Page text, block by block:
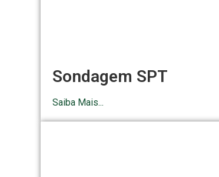
Sondagem SPT
Saiba Mais...